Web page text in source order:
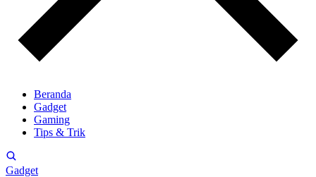
Beranda
Gadget
Gaming
Tips & Trik
Gadget